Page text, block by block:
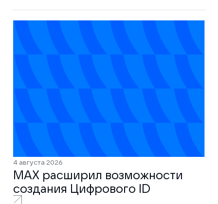
4 августа 2026
MAX расширил возможности
создания Цифрового ID